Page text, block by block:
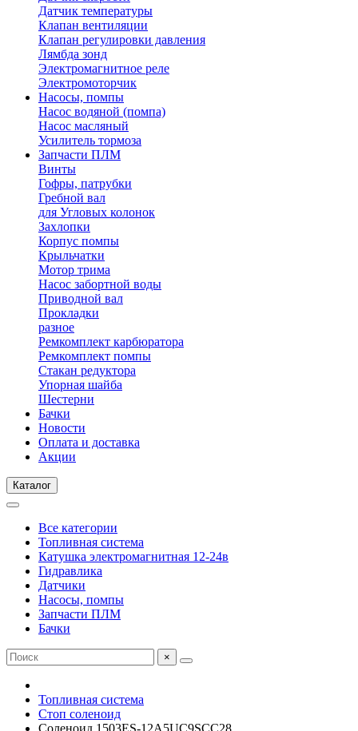
Датчик температуры
Клапан вентиляции
Клапан регулировки давления
Лямбда зонд
Электромагнитное реле
Электромоторчик
Насосы, помпы
Насос водяной (помпа)
Насос масляный
Усилитель тормоза
Запчасти ПЛМ
Винты
Гофры, патрубки
Гребной вал
для Угловых колонок
Захлопки
Корпус помпы
Крыльчатки
Мотор трима
Насос забортной воды
Приводной вал
Прокладки
разное
Ремкомплект карбюратора
Ремкомплект помпы
Стакан редуктора
Упорная шайба
Шестерни
Бачки
Новости
Оплата и доставка
Акции
Каталог
Все категории
Топливная система
Катушка электромагнитная 12-24в
Гидравлика
Датчики
Насосы, помпы
Запчасти ПЛМ
Бачки
×
Топливная система
Стоп соленоид
Соленоид 1503ES-12A5UC9SCC28